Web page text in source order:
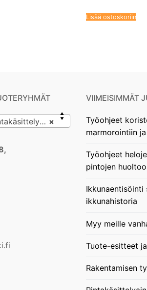
Lisää ostoskoriin
×
VIIMEISIMMÄT
Työohjeet
marmorointiin
Työohjeet
pintojen
Ikkunaentisöinti
ikkunahistoria
Myy meille
Tuote-esitteet
Rakentamisen